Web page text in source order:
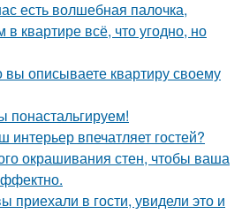
есть волшебная палочка,
в квартире всё, что угодно, но
описываете квартиру своему
понастальгируем!
интерьер впечатляет гостей?
окрашивания стен, чтобы ваша
приехали в гости, увидели это и